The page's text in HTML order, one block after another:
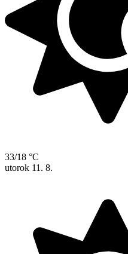
33/18 °C
utorok 11. 8.